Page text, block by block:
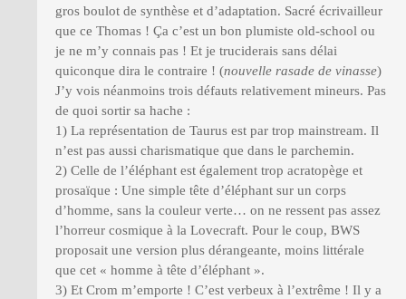
gros boulot de synthèse et d’adaptation. Sacré écrivailleur
que ce Thomas ! Ça c’est un bon plumiste old-school ou
je ne m’y connais pas ! Et je truciderais sans délai
quiconque dira le contraire ! (nouvelle rasade de vinasse)
J’y vois néanmoins trois défauts relativement mineurs. Pas
de quoi sortir sa hache :
1) La représentation de Taurus est par trop mainstream. Il
n’est pas aussi charismatique que dans le parchemin.
2) Celle de l’éléphant est également trop acratopège et
prosaïque : Une simple tête d’éléphant sur un corps
d’homme, sans la couleur verte… on ne ressent pas assez
l’horreur cosmique à la Lovecraft. Pour le coup, BWS
proposait une version plus dérangeante, moins littérale
que cet « homme à tête d’éléphant ».
3) Et Crom m’emporte ! C’est verbeux à l’extrême ! Il y a